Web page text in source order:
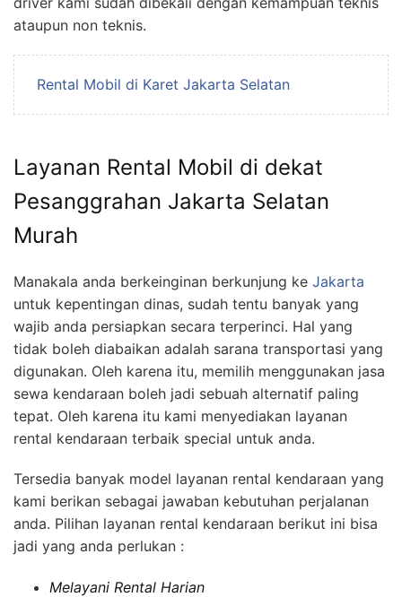
ataupun non teknis.
Rental Mobil di Karet Jakarta Selatan
Layanan Rental Mobil di dekat
Pesanggrahan Jakarta Selatan
Murah
Manakala anda berkeinginan berkunjung ke Jakarta
untuk kepentingan dinas, sudah tentu banyak yang
wajib anda persiapkan secara terperinci. Hal yang
tidak boleh diabaikan adalah sarana transportasi yang
digunakan. Oleh karena itu, memilih menggunakan jasa
sewa kendaraan boleh jadi sebuah alternatif paling
tepat. Oleh karena itu kami menyediakan layanan
rental kendaraan terbaik special untuk anda.
Tersedia banyak model layanan rental kendaraan yang
kami berikan sebagai jawaban kebutuhan perjalanan
anda. Pilihan layanan rental kendaraan berikut ini bisa
jadi yang anda perlukan :
Melayani Rental Harian